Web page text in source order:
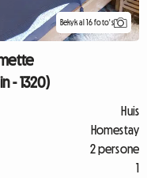
Bekyk al 16 foto's
- 1320)
Huis
Homestay
2 persone
1